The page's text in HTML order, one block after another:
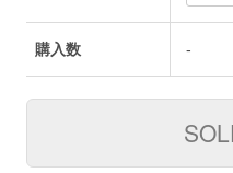
購入数 -